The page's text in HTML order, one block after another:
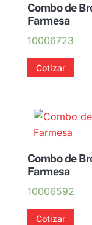
Combo de
Farmesa
10006723
Cotizar
Combo de
Farmesa
10006592
Cotizar